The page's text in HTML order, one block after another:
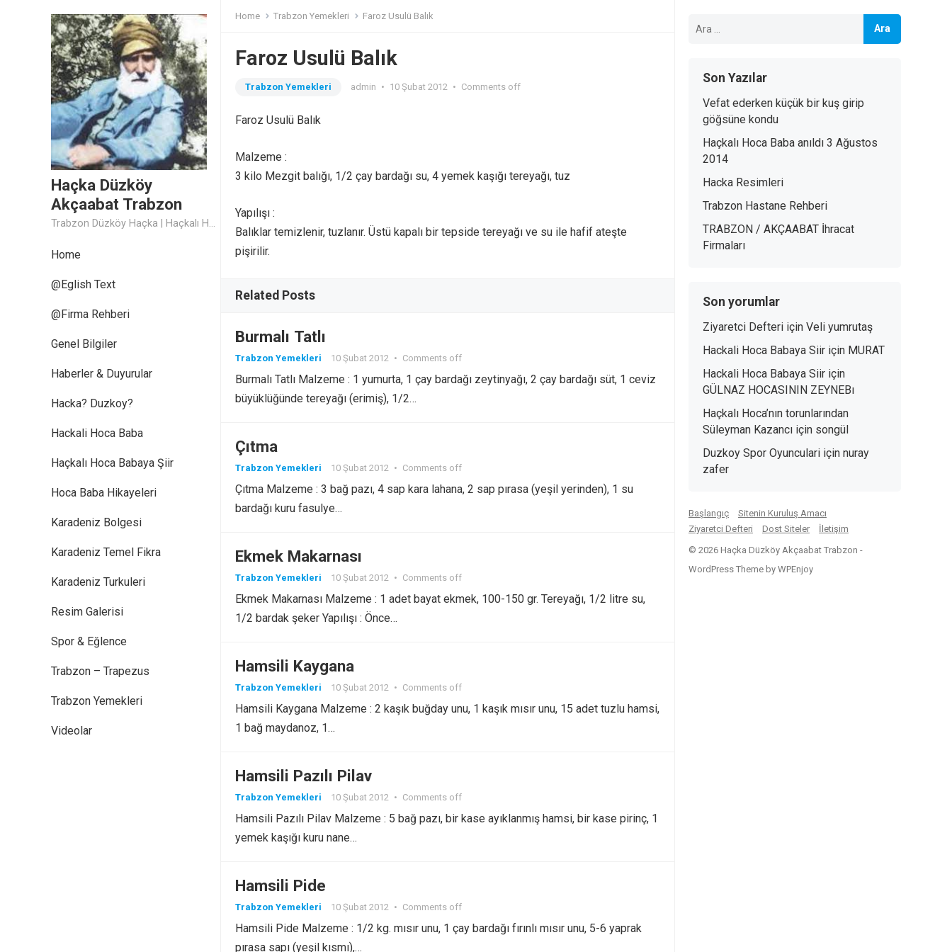
Haçka Düzköy
Akçaabat Trabzon
Trabzon Düzköy Haçka | Haçkalı Hoca Baba
Home
@Eglish Text
@Firma Rehberi
Genel Bilgiler
Haberler & Duyurular
Hacka? Duzkoy?
Hackali Hoca Baba
Haçkalı Hoca Babaya Şiir
Hoca Baba Hikayeleri
Karadeniz Bolgesi
Karadeniz Temel Fikra
Karadeniz Turkuleri
Resim Galerisi
Spor & Eğlence
Trabzon – Trapezus
Trabzon Yemekleri
Videolar
Home Trabzon Yemekleri Faroz Usulü Balık
Faroz Usulü Balık
Trabzon Yemekleri admin • 10 Şubat 2012 • Comments off
Faroz Usulü Balık
Malzeme :
3 kilo Mezgit balığı, 1/2 çay bardağı su, 4 yemek kaşığı tereyağı, tuz
Yapılışı :
Balıklar temizlenir, tuzlanır. Üstü kapalı bir tepside tereyağı ve su ile hafif ateşte
pişirilir.
Related Posts
Burmalı Tatlı
Trabzon Yemekleri 10 Şubat 2012 • Comments off
Burmalı Tatlı Malzeme : 1 yumurta, 1 çay bardağı zeytinyağı, 2 çay bardağı süt, 1 ceviz
büyüklüğünde tereyağı (erimiş), 1/2…
Çıtma
Trabzon Yemekleri 10 Şubat 2012 • Comments off
Çıtma Malzeme : 3 bağ pazı, 4 sap kara lahana, 2 sap pırasa (yeşil yerinden), 1 su
bardağı kuru fasulye…
Ekmek Makarnası
Trabzon Yemekleri 10 Şubat 2012 • Comments off
Ekmek Makarnası Malzeme : 1 adet bayat ekmek, 100-150 gr. Tereyağı, 1/2 litre su,
1/2 bardak şeker Yapılışı : Önce…
Hamsili Kaygana
Trabzon Yemekleri 10 Şubat 2012 • Comments off
Hamsili Kaygana Malzeme : 2 kaşık buğday unu, 1 kaşık mısır unu, 15 adet tuzlu hamsi,
1 bağ maydanoz, 1…
Hamsili Pazılı Pilav
Trabzon Yemekleri 10 Şubat 2012 • Comments off
Hamsili Pazılı Pilav Malzeme : 5 bağ pazı, bir kase ayıklanmış hamsi, bir kase pirinç, 1
yemek kaşığı kuru nane…
Hamsili Pide
Trabzon Yemekleri 10 Şubat 2012 • Comments off
Hamsili Pide Malzeme : 1/2 kg. mısır unu, 1 çay bardağı fırınlı mısır unu, 5-6 yaprak
pırasa sapı (yeşil kısmı),…
Son Yazılar
Vefat ederken küçük bir kuş girip
göğsüne kondu
Haçkalı Hoca Baba anıldı 3 Ağustos
2014
Hacka Resimleri
Trabzon Hastane Rehberi
TRABZON / AKÇAABAT İhracat
Firmaları
Son yorumlar
Ziyaretci Defteri için Veli yumrutaş
Hackali Hoca Babaya Siir için MURAT
Hackali Hoca Babaya Siir için
GÜLNAZ HOCASININ ZEYNEBı
Haçkalı Hoca’nın torunlarından
Süleyman Kazancı için songül
Duzkoy Spor Oyunculari için nuray
zafer
Başlangıç
Sitenin Kuruluş Amacı
Ziyaretci Defteri
Dost Siteler
İletişim
© 2026 Haçka Düzköy Akçaabat Trabzon -
WordPress Theme by WPEnjoy